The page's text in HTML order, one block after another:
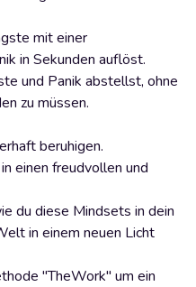
mit einer
in Sekunden auflöst.
und Panik abstellst, ohne
zu müssen.
beruhigen.
einen freudvollen und
du diese Mindsets in dein
in einem neuen Licht
"TheWork" um ein